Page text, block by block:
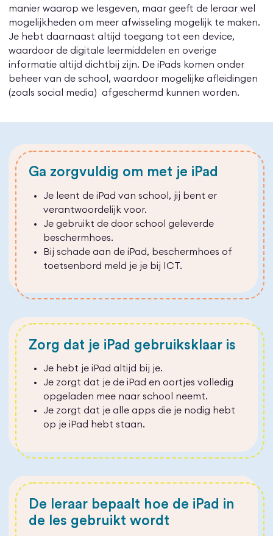
manier waarop we lesgeven, maar geeft de leraar wel
mogelijkheden om meer afwisseling mogelijk te maken.
Je hebt daarnaast altijd toegang tot een device,
waardoor de digitale leermiddelen en overige
informatie altijd dichtbij zijn. De iPads komen onder
beheer van de school, waardoor mogelijke afleidingen
(zoals social media) afgeschermd kunnen worden.
Ga zorgvuldig om met je iPad
Je leent de iPad van school, jij bent er
verantwoordelijk voor.
Je gebruikt de door school geleverde
beschermhoes.
Bij schade aan de iPad, beschermhoes of
toetsenbord meld je je bij ICT.
Zorg dat je iPad gebruiksklaar is
Je hebt je iPad altijd bij je.
Je zorgt dat je de iPad en oortjes volledig
opgeladen mee naar school neemt.
Je zorgt dat je alle apps die je nodig hebt
op je iPad hebt staan.
De leraar bepaalt hoe de iPad in
de les gebruikt wordt